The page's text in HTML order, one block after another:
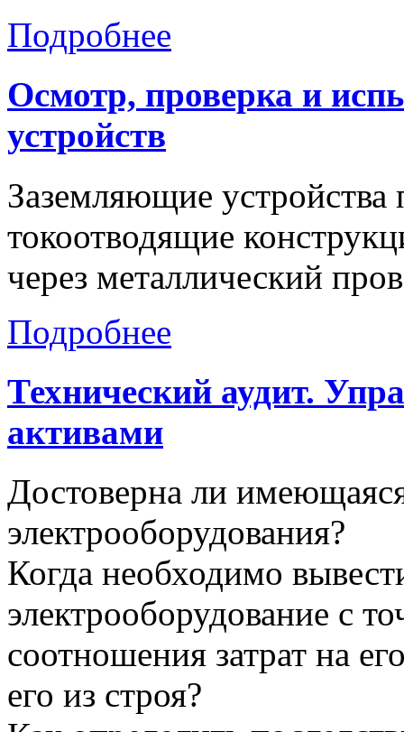
Подробнее
Осмотр, проверка и
устройств
Заземляющие устройства
токоотводящие
через металлический
Подробнее
Технический аудит.
активами
Достоверна ли
электрооборудования?
Когда необходимо
электрооборудование с
соотношения затрат на
его из строя?